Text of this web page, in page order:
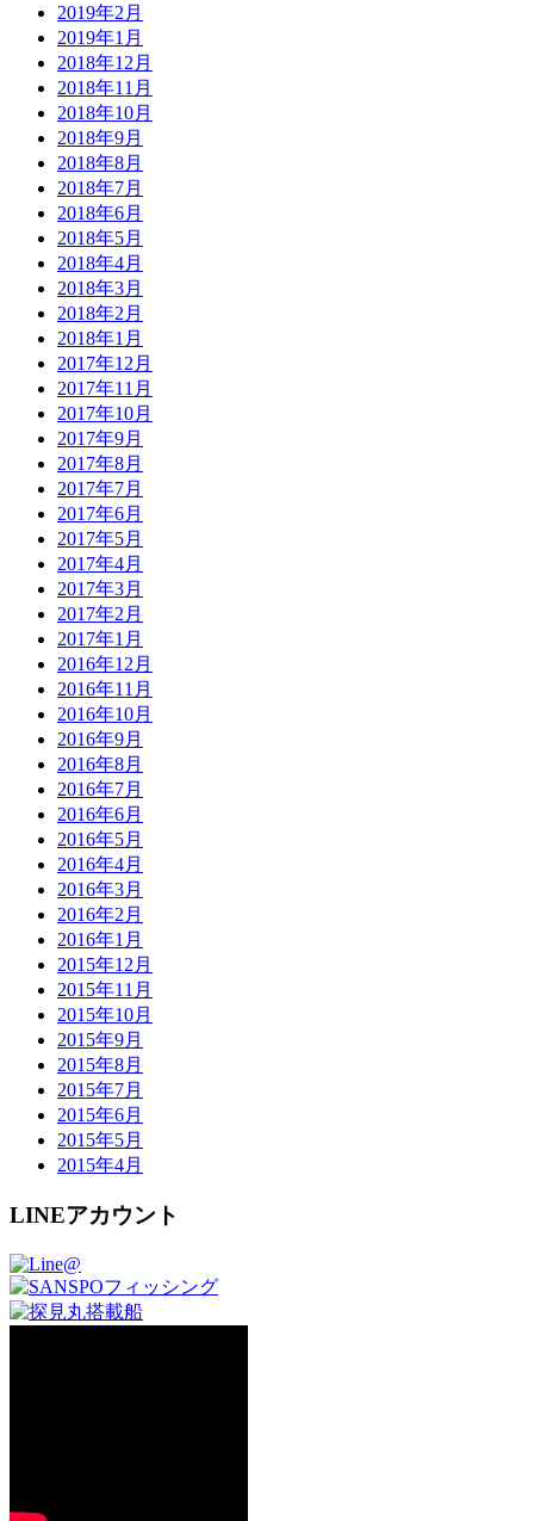
2019年2月
2019年1月
2018年12月
2018年11月
2018年10月
2018年9月
2018年8月
2018年7月
2018年6月
2018年5月
2018年4月
2018年3月
2018年2月
2018年1月
2017年12月
2017年11月
2017年10月
2017年9月
2017年8月
2017年7月
2017年6月
2017年5月
2017年4月
2017年3月
2017年2月
2017年1月
2016年12月
2016年11月
2016年10月
2016年9月
2016年8月
2016年7月
2016年6月
2016年5月
2016年4月
2016年3月
2016年2月
2016年1月
2015年12月
2015年11月
2015年10月
2015年9月
2015年8月
2015年7月
2015年6月
2015年5月
2015年4月
LINEアカウント